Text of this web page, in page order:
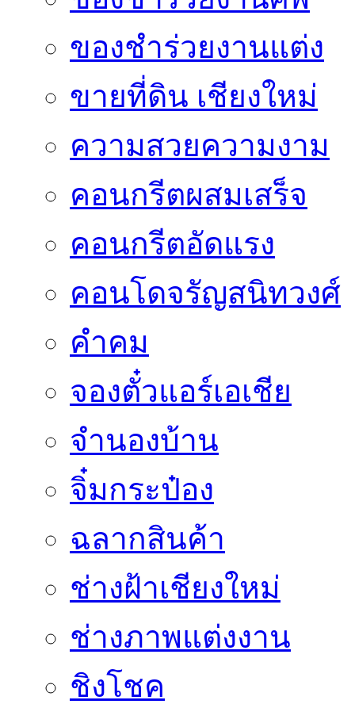
ของชำร่วยงานแต่ง
ขายที่ดิน เชียงใหม่
ความสวยความงาม
คอนกรีตผสมเสร็จ
คอนกรีตอัดแรง
คอนโดจรัญสนิทวงศ์
คำคม
จองตั๋วแอร์เอเชีย
จำนองบ้าน
จิ๋มกระป๋อง
ฉลากสินค้า
ช่างฝ้าเชียงใหม่
ช่างภาพแต่งงาน
ชิงโชค